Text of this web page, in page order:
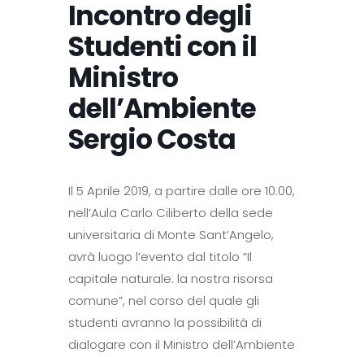
Incontro degli
Studenti con il
Ministro
dell’Ambiente
Sergio Costa
Il 5 Aprile 2019, a partire dalle ore 10.00,
nell’Aula Carlo Ciliberto della sede
universitaria di Monte Sant’Angelo,
avrà luogo l’evento dal titolo “Il
capitale naturale: la nostra risorsa
comune”, nel corso del quale gli
studenti avranno la possibilità di
dialogare con il Ministro dell’Ambiente